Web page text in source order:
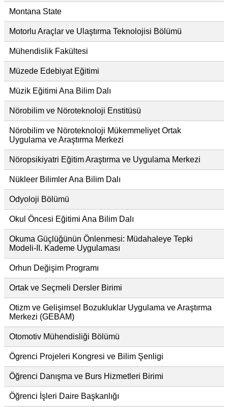
Montana State
Motorlu Araçlar ve Ulaştırma Teknolojisi Bölümü
Mühendislik Fakültesi
Müzede Edebiyat Eğitimi
Müzik Eğitimi Ana Bilim Dalı
Nörobilim ve Nöroteknoloji Enstitüsü
Nörobilim ve Nöroteknoloji Mükemmeliyet Ortak
Uygulama ve Araştırma Merkezi
Nöropsikiyatri Eğitim Araştırma ve Uygulama Merkezi
Nükleer Bilimler Ana Bilim Dalı
Odyoloji Bölümü
Okul Öncesi Eğitimi Ana Bilim Dalı
Okuma Güçlüğünün Önlenmesi: Müdahaleye Tepki
Modeli-II. Kademe Uygulaması
Orhun Değişim Programı
Ortak ve Seçmeli Dersler Birimi
Otizm ve Gelişimsel Bozukluklar Uygulama ve Araştırma
Merkezi (GEBAM)
Otomotiv Mühendisliği Bölümü
Ögrenci Projeleri Kongresi ve Bilim Şenligi
Öğrenci Danışma ve Burs Hizmetleri Birimi
Öğrenci İşleri Daire Başkanlığı